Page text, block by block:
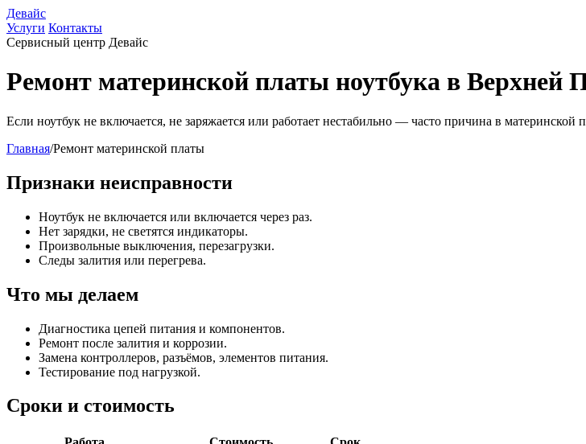
Девайс
Услуги Контакты
Сервисный центр Девайс
Ремонт материнской платы ноутбука в
Если ноутбук не включается, не заряжается или работает нестабильно — часто причина в
Главная/Ремонт материнской платы
Признаки неисправности
Ноутбук не включается или включается через раз.
Нет зарядки, не светятся индикаторы.
Произвольные выключения, перезагрузки.
Следы залития или перегрева.
Что мы делаем
Диагностика цепей питания и компонентов.
Ремонт после залития и коррозии.
Замена контроллеров, разъёмов, элементов питания.
Тестирование под нагрузкой.
Сроки и стоимость